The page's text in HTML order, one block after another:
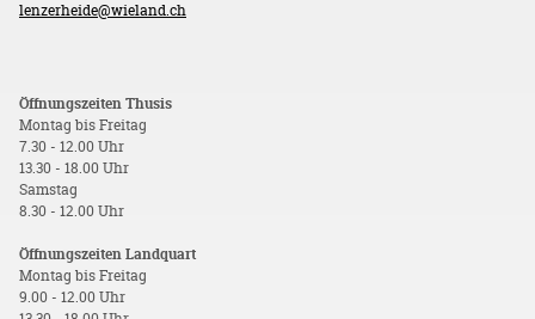
lenzerheide@wieland.ch
Öffnungszeiten Thusis
Montag bis Freitag
7.30 - 12.00 Uhr
13.30 - 18.00 Uhr
Samstag
8.30 - 12.00 Uhr
Öffnungszeiten Landquart
Montag bis Freitag
9.00 - 12.00 Uhr